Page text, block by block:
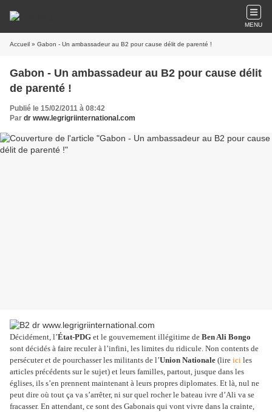
MENU
Accueil » Gabon - Un ambassadeur au B2 pour cause délit de parenté !
Gabon - Un ambassadeur au B2 pour cause délit
de parenté !
Publié le 15/02/2011 à 08:42
Par dr www.legrigriinternational.com
Décidément, l’État-PDG et le gouvernement illégitime de Ben Ali Bongo
sont décidés à faire reculer à l’infini, les limites du ridicule. Non contents de
persécuter et de pourchasser les militants de l’Union Nationale (lire ici les
articles précédents sur le sujet) et leurs familles, partout, jusque dans les
églises, ils s’en prennent maintenant à leurs propres diplomates. Et là, nul ne
peut dire où tout ça va s’arrêter, ni sur quel rocher le bateau ivre d’Ali va se
fracasser. En attendant, ce sont des Gabonais qui vont vivre dans la crainte,